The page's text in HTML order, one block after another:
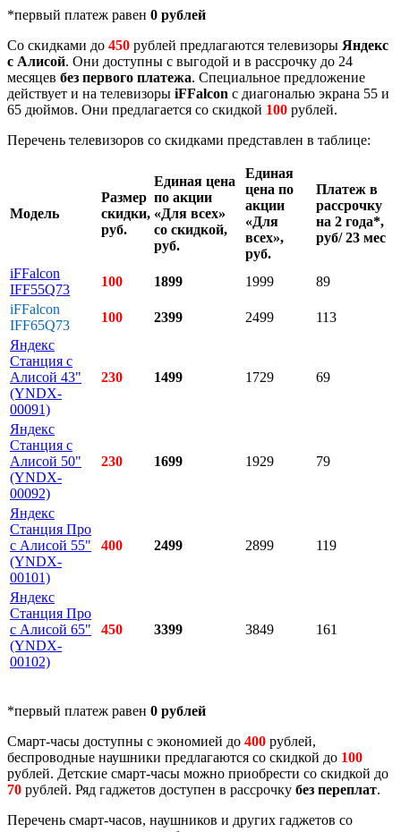
*первый платеж равен 0 рублей
Со скидками до 450 рублей предлагаются телевизоры Яндекс
с Алисой. Они доступны с выгодой и в рассрочку до 24
месяцев без первого платежа. Специальное предложение
действует и на телевизоры iFFalcon с диагональю экрана 55 и
65 дюймов. Они предлагается со скидкой 100 рублей.
Перечень телевизоров со скидками представлен в таблице:
Модель
Размер
скидки,
руб.
Единая цена
по акции
«Для всех»
со скидкой,
руб.
Единая
цена по
акции
«Для
всех»,
руб.
Платеж в
рассрочку
на 2 года*,
руб/ 23 мес
iFFalcon
IFF55Q73
100 1899 1999
89
iFFalcon
IFF65Q73
100 2399 2499
113
Яндекс
Станция с
Алисой 43"
(YNDX-
00091)
230 1499 1729 69
Яндекс
Станция с
Алисой 50"
(YNDX-
00092)
230 1699 1929 79
Яндекс
Станция Про
с Алисой 55"
(YNDX-
00101)
400 2499 2899 119
Яндекс
Станция Про
с Алисой 65"
(YNDX-
00102)
450 3399 3849 161
*первый платеж равен 0 рублей
Смарт-часы доступны с экономией до 400 рублей,
беспроводные наушники предлагаются со скидкой до 100
рублей. Детские смарт-часы можно приобрести со скидкой до
70 рублей. Ряд гаджетов доступен в рассрочку без переплат.
Перечень смарт-часов, наушников и других гаджетов со